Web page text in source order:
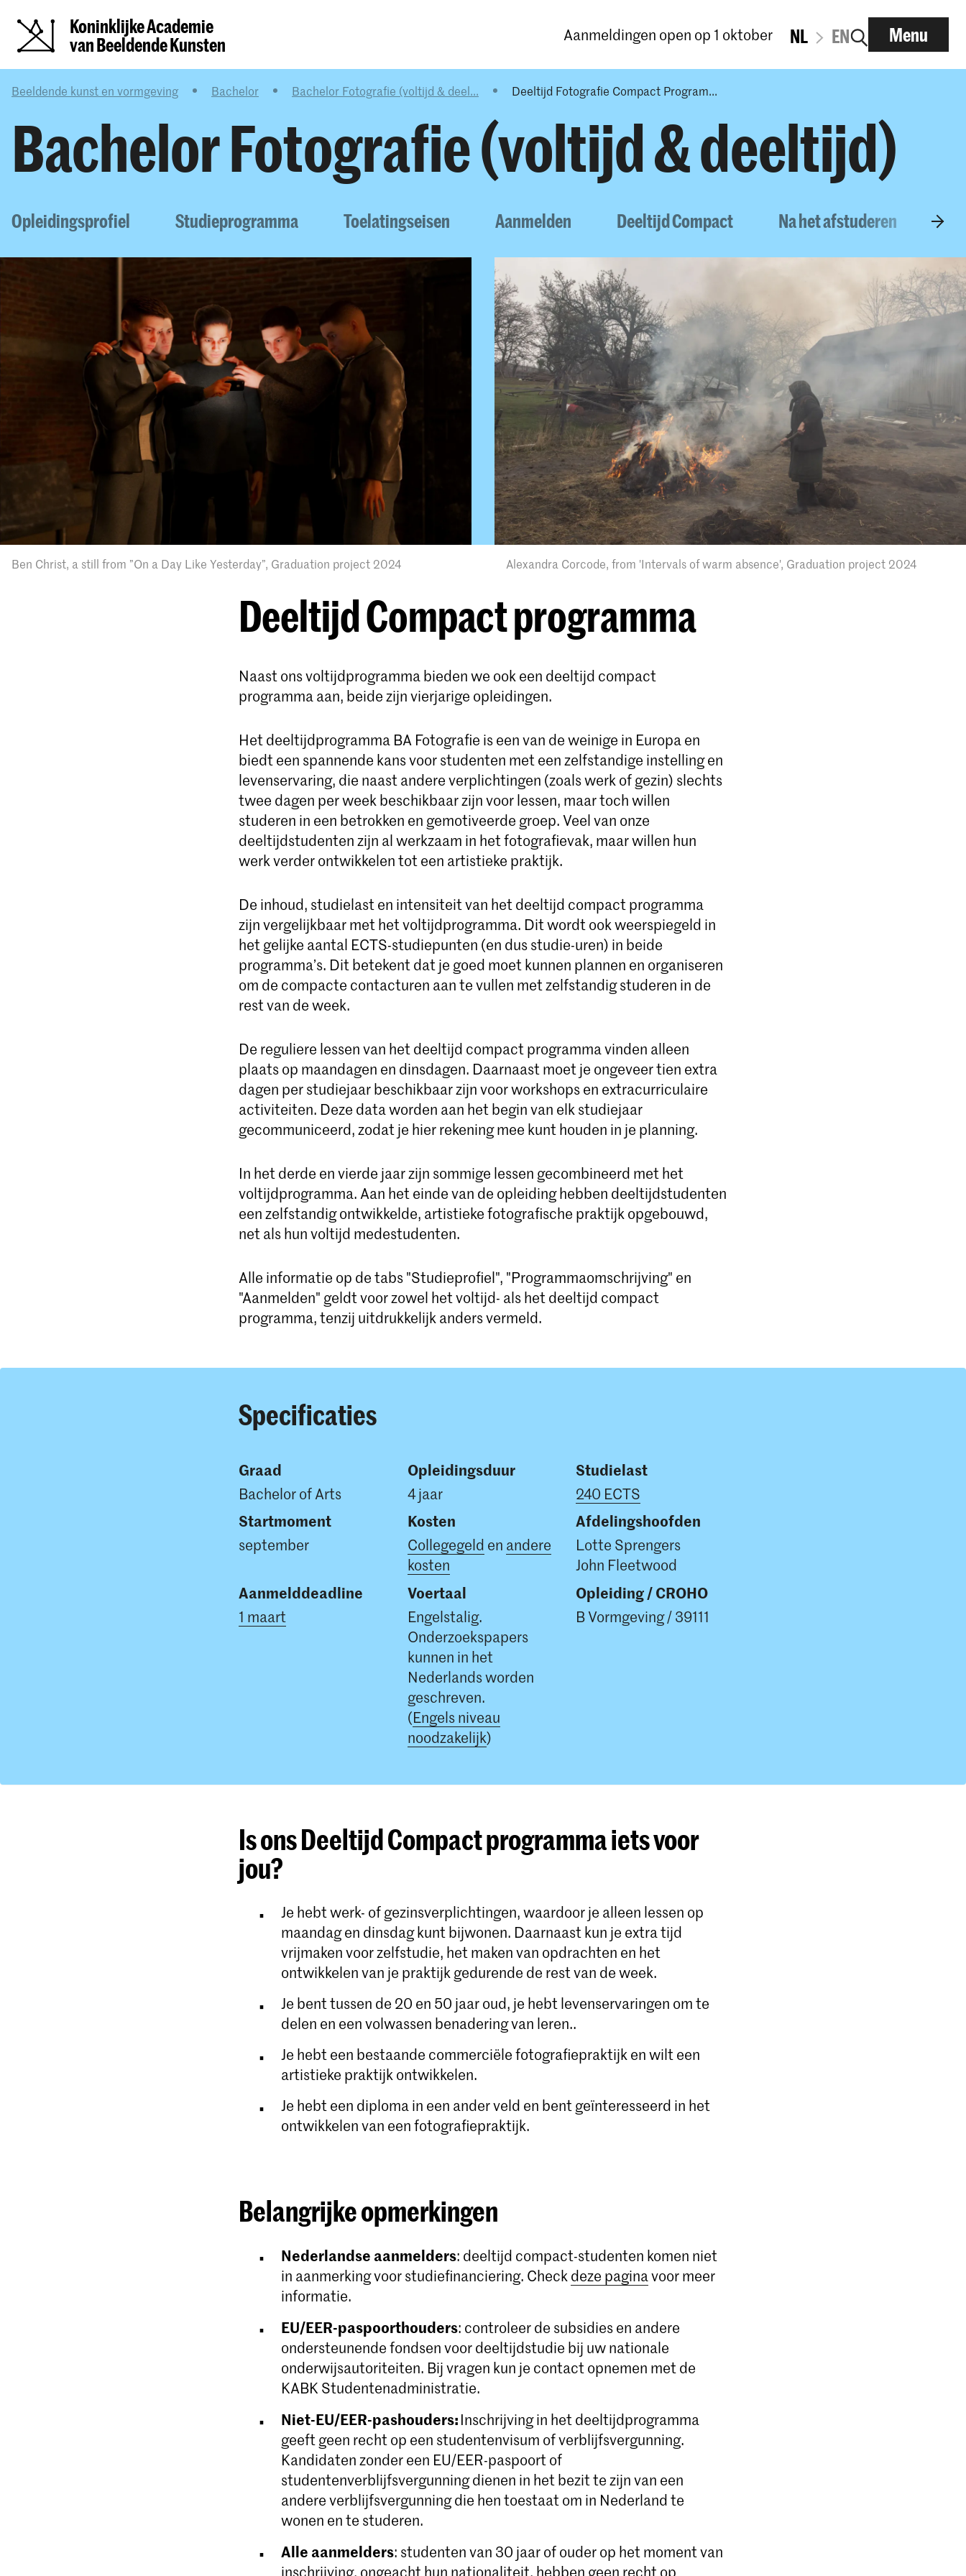
Koninklijke Academie
van Beeldende Kunsten
Aanmeldingen open op 1 oktober NL EN Menu
Beeldende kunst en vormgeving Bachelor Bachelor Fotografie (voltijd & deel... Deeltijd Fotografie Compact Program...
Bachelor Fotografie (voltijd & deeltijd)
Opleidingsprofiel Studieprogramma Toelatingseisen Aanmelden Deeltijd Compact Na het afstuderen
Ben Christ, a still from ”On a Day Like Yesterday”, Graduation project 2024 Alexandra Corcode, from 'Intervals of warm absence', Graduation project 2024
Deeltijd Compact programma
Naast ons voltijdprogramma bieden we ook een deeltijd compact
programma aan, beide zijn vierjarige opleidingen.
Het deeltijdprogramma BA Fotografie is een van de weinige in Europa en
biedt een spannende kans voor studenten met een zelfstandige instelling en
levenservaring, die naast andere verplichtingen (zoals werk of gezin) slechts
twee dagen per week beschikbaar zijn voor lessen, maar toch willen
studeren in een betrokken en gemotiveerde groep. Veel van onze
deeltijdstudenten zijn al werkzaam in het fotografievak, maar willen hun
werk verder ontwikkelen tot een artistieke praktijk.
De inhoud, studielast en intensiteit van het deeltijd compact programma
zijn vergelijkbaar met het voltijdprogramma. Dit wordt ook weerspiegeld in
het gelijke aantal ECTS-studiepunten (en dus studie-uren) in beide
programma’s. Dit betekent dat je goed moet kunnen plannen en organiseren
om de compacte contacturen aan te vullen met zelfstandig studeren in de
rest van de week.
De reguliere lessen van het deeltijd compact programma vinden alleen
plaats op maandagen en dinsdagen. Daarnaast moet je ongeveer tien extra
dagen per studiejaar beschikbaar zijn voor workshops en extracurriculaire
activiteiten. Deze data worden aan het begin van elk studiejaar
gecommuniceerd, zodat je hier rekening mee kunt houden in je planning.
In het derde en vierde jaar zijn sommige lessen gecombineerd met het
voltijdprogramma. Aan het einde van de opleiding hebben deeltijdstudenten
een zelfstandig ontwikkelde, artistieke fotografische praktijk opgebouwd,
net als hun voltijd medestudenten.
Alle informatie op de tabs "Studieprofiel", "Programmaomschrijving" en
"Aanmelden" geldt voor zowel het voltijd- als het deeltijd compact
programma, tenzij uitdrukkelijk anders vermeld.
Specificaties
Graad
Bachelor of Arts
Opleidingsduur
4 jaar
Studielast
240 ECTS
Startmoment
september
Kosten
Collegegeld en andere
kosten
Afdelingshoofden
Lotte Sprengers
John Fleetwood
Aanmelddeadline
1 maart
Voertaal
Engelstalig.
Onderzoekspapers
kunnen in het
Nederlands worden
geschreven.
(Engels niveau
noodzakelijk)
Opleiding / CROHO
B Vormgeving / 39111
Is ons Deeltijd Compact programma iets voor
jou?
Je hebt werk- of gezinsverplichtingen, waardoor je alleen lessen op
maandag en dinsdag kunt bijwonen. Daarnaast kun je extra tijd
vrijmaken voor zelfstudie, het maken van opdrachten en het
ontwikkelen van je praktijk gedurende de rest van de week.
Je bent tussen de 20 en 50 jaar oud, je hebt levenservaringen om te
delen en een volwassen benadering van leren..
Je hebt een bestaande commerciële fotografiepraktijk en wilt een
artistieke praktijk ontwikkelen.
Je hebt een diploma in een ander veld en bent geïnteresseerd in het
ontwikkelen van een fotografiepraktijk.
Belangrijke opmerkingen
Nederlandse aanmelders: deeltijd compact-studenten komen niet
in aanmerking voor studiefinanciering. Check deze paginavoor meer
informatie.
EU/EER-paspoorthouders: controleer de subsidies en andere
ondersteunende fondsen voor deeltijdstudie bij uw nationale
onderwijsautoriteiten. Bij vragen kun je contact opnemen met de
KABK Studentenadministratie.
Niet-EU/EER-pashouders:Inschrijving in het deeltijdprogramma
geeft geen recht op een studentenvisum of verblijfsvergunning.
Kandidaten zonder een EU/EER-paspoort of
studentenverblijfsvergunning dienen in het bezit te zijn van een
andere verblijfsvergunning die hen toestaat om in Nederland te
wonen en te studeren.
Alle aanmelders: studenten van 30 jaar of ouder op het moment van
inschrijving, ongeacht hun nationaliteit, hebben geen recht op